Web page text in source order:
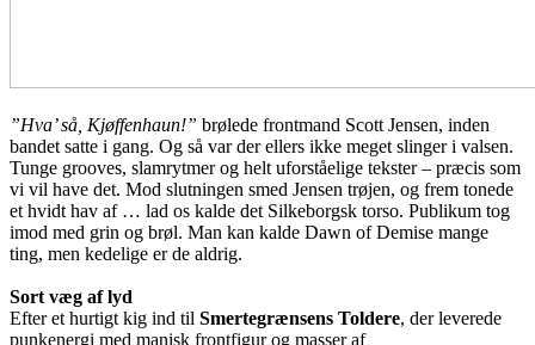
”Hva’ så, Kjøffenhaun!” brølede frontmand Scott Jensen, inden
bandet satte i gang. Og så var der ellers ikke meget slinger i valsen.
Tunge grooves, slamrytmer og helt uforståelige tekster – præcis som
vi vil have det. Mod slutningen smed Jensen trøjen, og frem tonede
et hvidt hav af … lad os kalde det Silkeborgsk torso. Publikum tog
imod med grin og brøl. Man kan kalde Dawn of Demise mange
ting, men kedelige er de aldrig.
Sort væg af lyd
Efter et hurtigt kig ind til Smertegrænsens Toldere, der leverede
punkenergi med manisk frontfigur og masser af